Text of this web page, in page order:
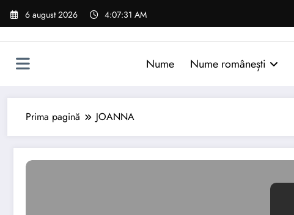
Sari
6 august 2026 4:07:32 AM
Nume Nume românești
Prima pagină JOANNA